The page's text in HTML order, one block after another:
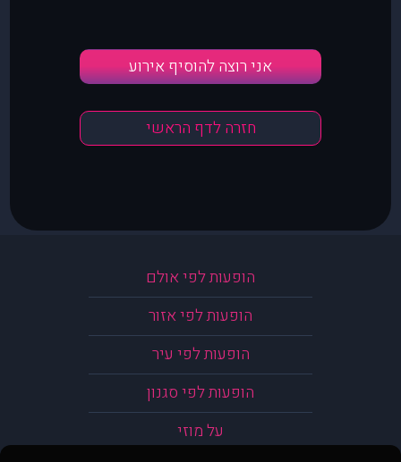
אני רוצה להוסיף אירוע
חזרה לדף הראשי
הופעות לפי אולם
הופעות לפי אזור
הופעות לפי עיר
הופעות לפי סגנון
על מוזי